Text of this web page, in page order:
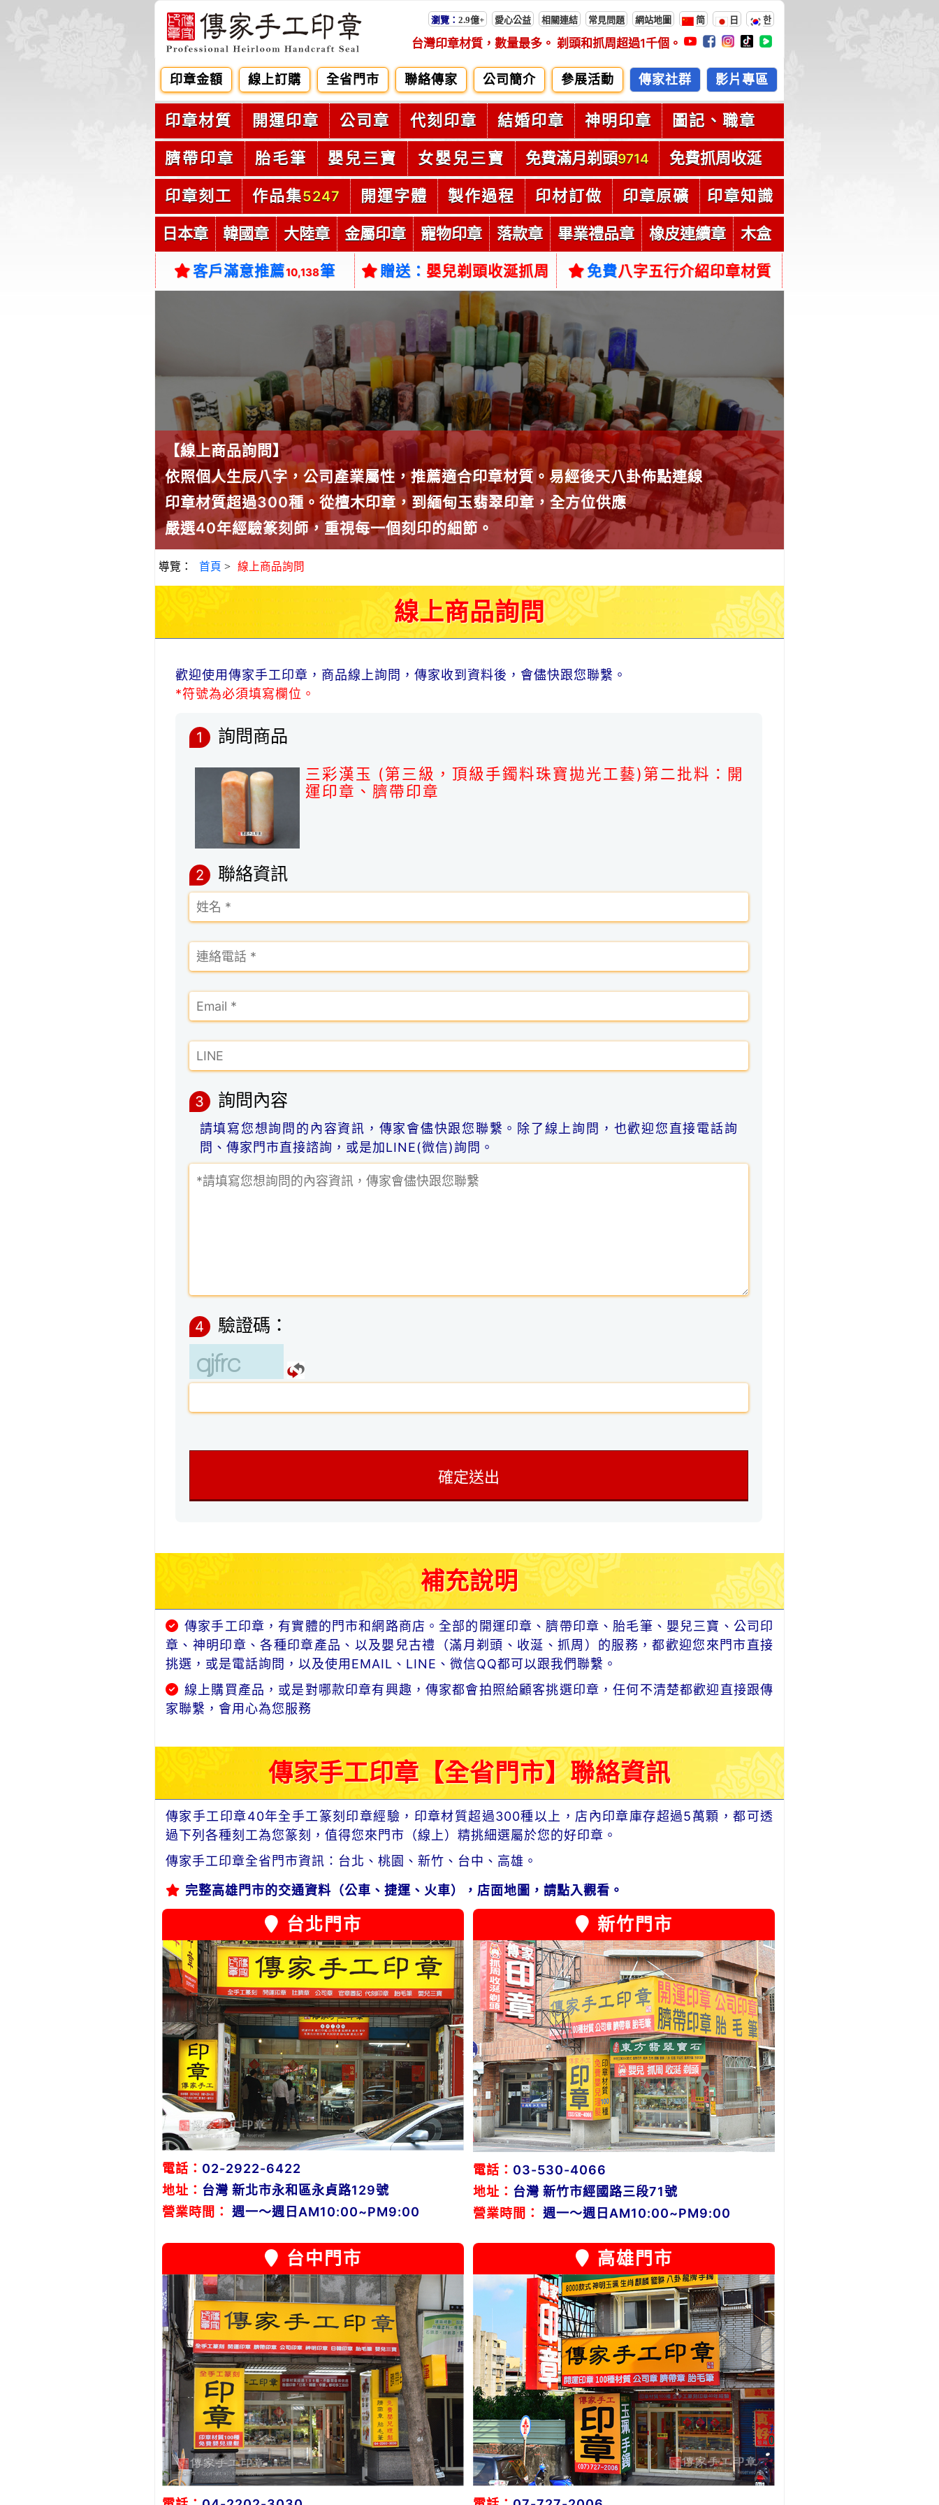
瀏覽： 2.9億+ 愛心公益 相關連結 常見問題 網站地圖 简 日 한
台灣印章材質，數量最多。 剃頭和抓周超過1千個。
印章金額 線上訂購 全省門市 聯絡傳家 公司簡介 參展活動 傳家社群 影片專區
印章材質 開運印章 公司章 代刻印章 結婚印章 神明印章 圖記、職章
臍帶印章 胎毛筆 嬰兒三寶 女嬰兒三寶 免費滿月剃頭9714 免費抓周收涎
印章刻工 作品集5247 開運字體 製作過程 印材訂做 印章原礦 印章知識
日本章 韓國章 大陸章 金屬印章 寵物印章 落款章 畢業禮品章 橡皮連續章 木盒
客戶滿意推薦10,138筆 贈送： 嬰兒剃頭收涎抓周 免費八字五行介紹印章材質
【線上商品詢問】
依照個人生辰八字，公司產業屬性，推薦適合印章材質。易經後天八卦佈點連線
印章材質超過300種。從檀木印章，到緬甸玉翡翠印章，全方位供應
嚴選40年經驗篆刻師，重視每一個刻印的細節。
導覽： 首頁 > 線上商品詢問
線上商品詢問
歡迎使用傳家手工印章，商品線上詢問，傳家收到資料後，會儘快跟您聯繫。
*符號為必須填寫欄位。
1 詢問商品
三彩漢玉 (第三級，頂級手鐲料珠寶拋光工藝)第二批料：開
運印章、臍帶印章
2 聯絡資訊
3 詢問內容
請填寫您想詢問的內容資訊，傳家會儘快跟您聯繫。除了線上詢問，也歡迎您直接電話詢
問、傳家門市直接諮詢，或是加LINE(微信)詢問。
4 驗證碼：
補充說明
傳家手工印章，有實體的門市和網路商店。全部的開運印章、臍帶印章、胎毛筆、嬰兒三寶、公司印
章、神明印章、各種印章產品、以及嬰兒古禮（滿月剃頭、收涎、抓周）的服務，都歡迎您來門市直接
挑選，或是電話詢問，以及使用EMAIL、LINE、微信QQ都可以跟我們聯繫。
線上購買產品，或是對哪款印章有興趣，傳家都會拍照給顧客挑選印章，任何不清楚都歡迎直接跟傳
家聯繫，會用心為您服務
傳家手工印章【全省門市】聯絡資訊
傳家手工印章40年全手工篆刻印章經驗，印章材質超過300種以上，店內印章庫存超過5萬顆，都可透
過下列各種刻工為您篆刻，值得您來門市（線上）精挑細選屬於您的好印章。
傳家手工印章全省門市資訊：台北、桃園、新竹、台中、高雄。
完整高雄門市的交通資料（公車、捷運、火車），店面地圖，請點入觀看。
台北門市
電話： 02-2922-6422
地址： 台灣 新北市永和區永貞路129號
營業時間：
週一～週日AM10:00~PM9:00
新竹門市
電話： 03-530-4066
地址： 台灣 新竹市經國路三段71號
營業時間：
週一～週日AM10:00~PM9:00
台中門市 高雄門市